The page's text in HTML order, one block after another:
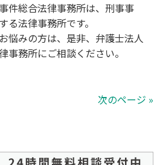
件総合法律事務所は、刑事事
る法律事務所です。
悩みの方は、是非、弁護士法人
事務所にご相談ください。
次のページ »